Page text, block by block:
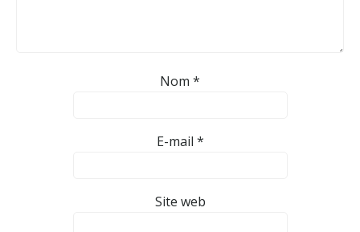
Nom *
E-mail *
Site web